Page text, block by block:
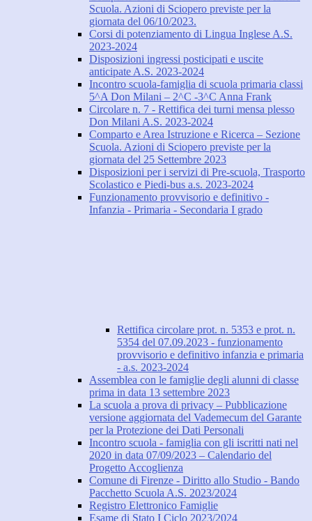
Scuola. Azioni di Sciopero previste per la
giornata del 06/10/2023.
Corsi di potenziamento di Lingua Inglese A.S.
2023-2024
Disposizioni ingressi posticipati e uscite
anticipate A.S. 2023-2024
Incontro scuola-famiglia di scuola primaria classi
5^A Don Milani – 2^C -3^C Anna Frank
Circolare n. 7 - Rettifica dei turni mensa plesso
Don Milani A.S. 2023-2024
Comparto e Area Istruzione e Ricerca – Sezione
Scuola. Azioni di Sciopero previste per la
giornata del 25 Settembre 2023
Disposizioni per i servizi di Pre-scuola, Trasporto
Scolastico e Piedi-bus a.s. 2023-2024
Funzionamento provvisorio e definitivo -
Infanzia - Primaria - Secondaria I grado
Rettifica circolare prot. n. 5353 e prot. n.
5354 del 07.09.2023 - funzionamento
provvisorio e definitivo infanzia e primaria
- a.s. 2023-2024
Assemblea con le famiglie degli alunni di classe
prima in data 13 settembre 2023
La scuola a prova di privacy – Pubblicazione
versione aggiornata del Vademecum del Garante
per la Protezione dei Dati Personali
Incontro scuola - famiglia con gli iscritti nati nel
2020 in data 07/09/2023 – Calendario del
Progetto Accoglienza
Comune di Firenze - Diritto allo Studio - Bando
Pacchetto Scuola A.S. 2023/2024
Registro Elettronico Famiglie
Esame di Stato I Ciclo 2023/2024